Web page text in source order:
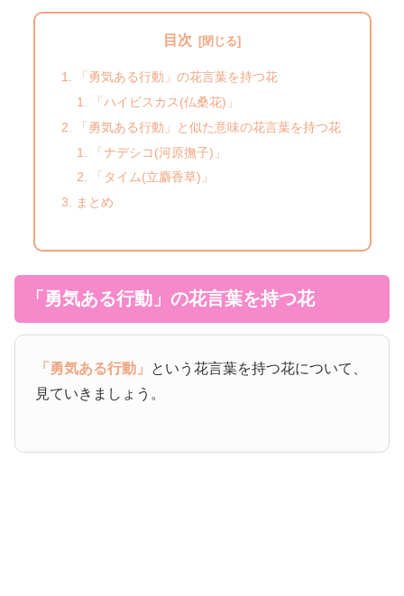
目次
「勇気ある行動」の花言葉を持つ花
「ハイビスカス(仏桑花)」
「勇気ある行動」と似た意味の花言葉を持つ花
「ナデシコ(河原撫子)」
「タイム(立麝香草)」
まとめ
「勇気ある行動」の花言葉を持つ花
「勇気ある行動」 という花言葉を持つ花について、
見ていきましょう。